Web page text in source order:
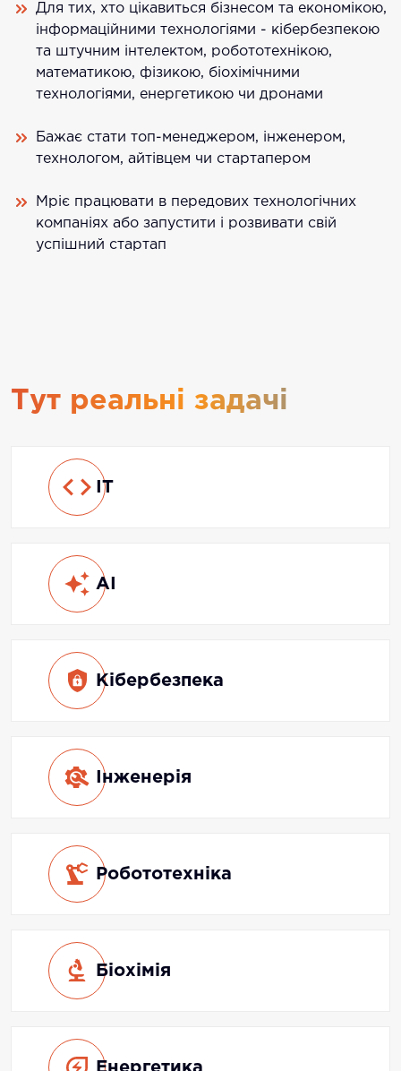
Для тих, хто цікавиться бізнесом та економікою,
інформаційними технологіями - кібербезпекою
та штучним інтелектом, робототехнікою,
математикою, фізикою, біохімічними
технологіями, енергетикою чи дронами
Бажає стати топ-менеджером, інженером,
технологом, айтівцем чи стартапером
Мріє працювати в передових технологічних
компаніях або запустити і розвивати свій
успішний стартап
Тут реальні задачі
IT
AI
Кібербезпека
Інженерія
Робототехніка
Біохімія
Енергетика